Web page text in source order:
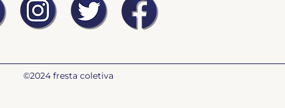
©2024 fresta coletiva